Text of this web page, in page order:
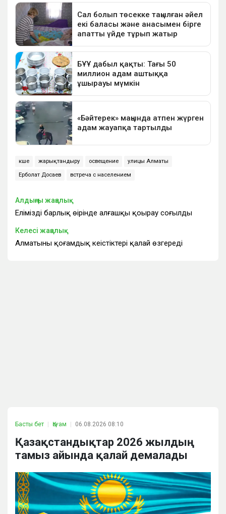
көше жарықтандыру освещение улицы Алматы
Ерболат Досаев встреча с населением
Алдыңғы жаңалық
Еліміздің барлық өңірінде алғашқы қоңырау соғылды
Келесі жаңалық
Алматының қоғамдық кеңістіктері қалай өзгереді
Басты бет Қоғам 06.08.2026 08:10
Қазақстандықтар 2026 жылдың
тамыз айында қалай демалады